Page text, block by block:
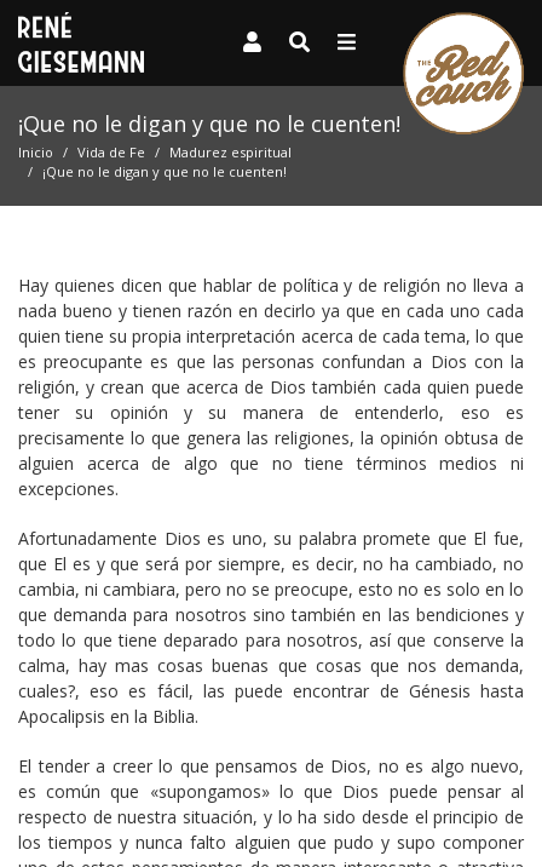
¡Que no le digan y que no le cuenten!
Inicio Vida de Fe
Madurez espiritual
¡Que no le digan y que no le cuenten!
Hay quienes dicen que hablar de política y de religión no lleva a
nada bueno y tienen razón en decirlo ya que en cada uno cada
quien tiene su propia interpretación acerca de cada tema, lo que
es preocupante es que las personas confundan a Dios con la
religión, y crean que acerca de Dios también cada quien puede
tener su opinión y su manera de entenderlo, eso es
precisamente lo que genera las religiones, la opinión obtusa de
alguien acerca de algo que no tiene términos medios ni
excepciones.
Afortunadamente Dios es uno, su palabra promete que El fue,
que El es y que será por siempre, es decir, no ha cambiado, no
cambia, ni cambiara, pero no se preocupe, esto no es solo en lo
que demanda para nosotros sino también en las bendiciones y
todo lo que tiene deparado para nosotros, así que conserve la
calma, hay mas cosas buenas que cosas que nos demanda,
cuales?, eso es fácil, las puede encontrar de Génesis hasta
Apocalipsis en la Biblia.
El tender a creer lo que pensamos de Dios, no es algo nuevo,
es común que «supongamos» lo que Dios puede pensar al
respecto de nuestra situación, y lo ha sido desde el principio de
los tiempos y nunca falto alguien que pudo y supo componer